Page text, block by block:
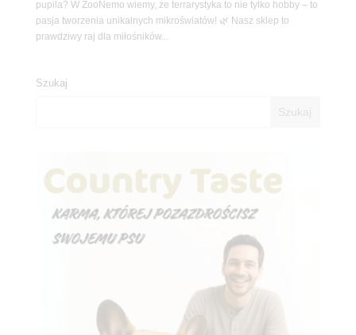
pupila? W ZooNemo wiemy, że terrarystyka to nie tylko hobby – to
pasja tworzenia unikalnych mikroświatów! 🌿 Nasz sklep to
prawdziwy raj dla miłośników...
Szukaj